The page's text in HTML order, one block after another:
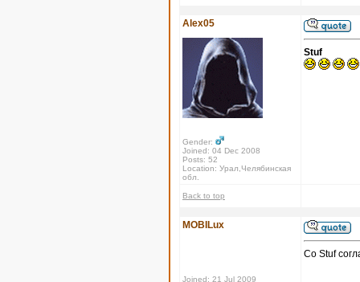
Alex05
Gender:
Joined: 04 Dec 2008
Posts: 52
Location: Урал,Челябинская
обл.
Stuf
Back to top
MOBILux
Joined: 21 Jul 2009
Со Stuf